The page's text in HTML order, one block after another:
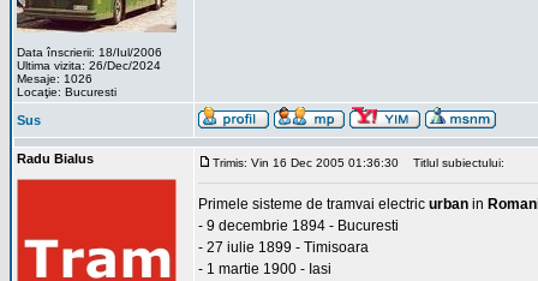
Data înscrierii: 18/Iul/2006
Ultima vizita: 26/Dec/2024
Mesaje: 1026
Locaţie: Bucuresti
Sus
Radu Bialus Trimis: Vin 16 Dec 2005 01:36:30 Titlul subiectului:
Primele sisteme de tramvai electric urban in
- 9 decembrie 1894 - Bucuresti
- 27 iulie 1899 - Timisoara
- 1 martie 1900 - Iasi